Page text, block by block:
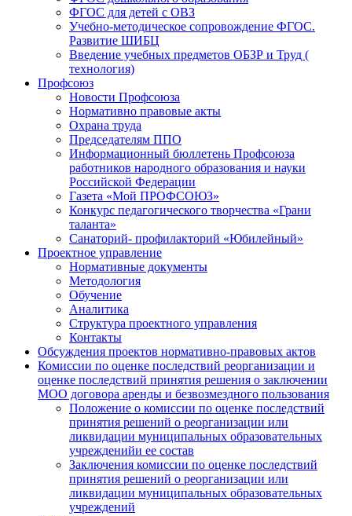
ФГОС для детей с ОВЗ
Учебно-методическое сопровождение ФГОС.
Развитие ШИБЦ
Введение учебных предметов ОБЗР и Труд (
технология)
Профсоюз
Новости Профсоюза
Нормативно правовые акты
Охрана труда
Председателям ППО
Информационный бюллетень Профсоюза
работников народного образования и науки
Российской Федерации
Газета «Мой ПРОФСОЮЗ»
Конкурс педагогического творчества «Грани
таланта»
Санаторий- профилакторий «Юбилейный»
Проектное управление
Нормативные документы
Методология
Обучение
Аналитика
Структура проектного управления
Контакты
Обсуждения проектов нормативно-правовых актов
Комиссии по оценке последствий реорганизации и
оценке последствий принятия решения о заключении
МОО договора аренды и безвозмездного пользования
Положение о комиссии по оценке последствий
принятия решений о реорганизации или
ликвидации муниципальных образовательных
учрежденийи ее состав
Заключения комиссии по оценке последствий
принятия решений о реорганизации или
ликвидации муниципальных образовательных
учреждений